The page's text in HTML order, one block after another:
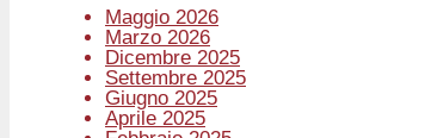
Maggio 2026
Marzo 2026
Dicembre 2025
Settembre 2025
Giugno 2025
Aprile 2025